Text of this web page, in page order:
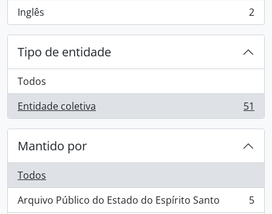
Inglês
, 2 resultados 2
Tipo de entidade
Todos
Entidade coletiva
, 51 resultados 51
Mantido por
Todos
Arquivo Público do Estado do Espírito Santo
, 5 resultados 5